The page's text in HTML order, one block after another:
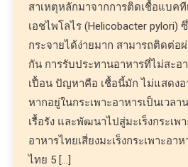
สาเหตุหลักมาจากการติดเชื้อแบค
เอชไพโลไร (Helicobacter pylori)
กระจายได้ง่ายมาก สามารถติดต่อ
กัน การรับประทานอาหารที่ไม่สะ
เปื้อน ปัญหาคือ เชื้อนี้มัก ไม่แสดงอ
หากอยู่ในกระเพาะอาหารเป็นเวล
เรื้อรัง และพัฒนาไปสู่มะเร็งกระเพ
อาหารไทยเสี่ยงมะเร็งกระเพาะอา
ไทย 5 […]